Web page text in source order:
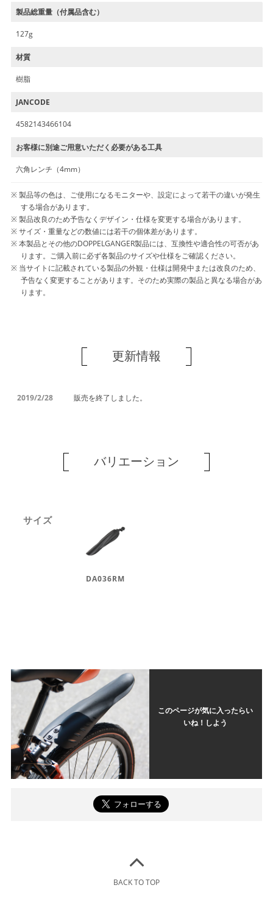
製品総重量（付属品含む）
127g
材質
樹脂
JANCODE
4582143466104
お客様に別途ご用意いただく必要がある工具
六角レンチ（4mm）
製品等の色は、ご使用になるモニターや、設定によって若干の違いが発生
する場合があります。
製品改良のため予告なくデザイン・仕様を変更する場合があります。
サイズ・重量などの数値には若干の個体差があります。
本製品とその他のDOPPELGANGER製品には、互換性や適合性の可否があ
ります。ご購入前に必ず各製品のサイズや仕様をご確認ください。
当サイトに記載されている製品の外観・仕様は開発中または改良のため、
予告なく変更することがあります。そのため実際の製品と異なる場合があ
ります。
更新情報
2019/2/28 販売を終了しました。
バリエーション
サイズ
DA036RM
このページが気に入ったらい
いね！しよう
BACK TO TOP